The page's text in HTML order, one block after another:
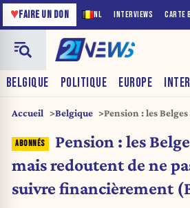
NL INTERVIEWS CARTE
♥FAIRE UN DON
BELGIQUE POLITIQUE EUROPE
Accueil Belgique
Pension : les
financièrement
Pension : les
mais redoutent de ne
suivre financièrement